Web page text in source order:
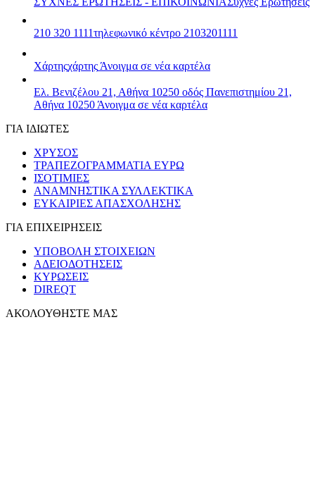
210 320 1111τηλεφωνικό κέντρο 2103201111
Χάρτηςχάρτης Άνοιγμα σε νέα καρτέλα
Ελ. Βενιζέλου 21, Αθήνα 10250 οδός Πανεπιστημίου 21,
Αθήνα 10250 Άνοιγμα σε νέα καρτέλα
ΓΙΑ ΙΔΙΩΤΕΣ
ΧΡΥΣΟΣ
ΤΡΑΠΕΖΟΓΡΑΜΜΑΤΙΑ ΕΥΡΩ
ΙΣΟΤΙΜΙΕΣ
ΑΝΑΜΝΗΣΤΙΚΑ ΣΥΛΛΕΚΤΙΚΑ
ΕΥΚΑΙΡΙΕΣ ΑΠΑΣΧΟΛΗΣΗΣ
ΓΙΑ ΕΠΙΧΕΙΡΗΣΕΙΣ
ΥΠΟΒΟΛΗ ΣΤΟΙΧΕΙΩΝ
ΑΔΕΙΟΔΟΤΗΣΕΙΣ
ΚΥΡΩΣΕΙΣ
DIREQT
ΑΚΟΛΟΥΘΗΣΤΕ ΜΑΣ